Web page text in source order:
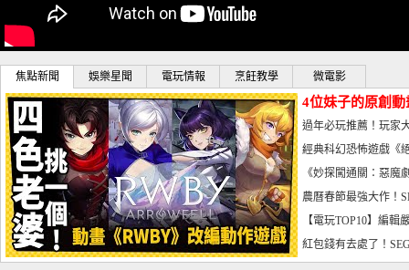
焦點新聞 娛樂星聞 電玩情報 烹飪教學 微電影
4位妹子的原創
曝光_電玩宅速配
過年必玩推薦！玩家
宅速配20230126
經典科幻恐怖遊戲《
懼體驗-電玩宅速配
《妙探闖通關：惡
到!!-電玩宅速配
農曆春節最強大作！
電玩宅速配20230123
【電玩TOP10】編
了，封面圖直接雷你
紅包錢有去處了！
宅速配20230119